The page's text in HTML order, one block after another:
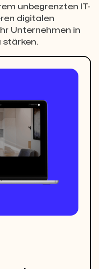
unbegrenzten IT-
digitalen
Unternehmen in
stärken.